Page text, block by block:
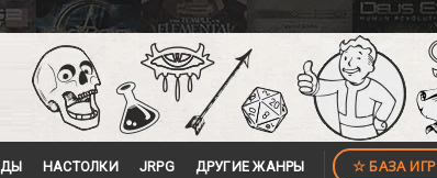
НАСТОЛКИ JRPG ДРУГИЕ ЖАНРЫ ☆ БАЗА ИГР